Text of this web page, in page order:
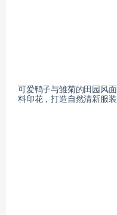
可爱鸭子与雏菊的田园风面
料印花，打造自然清新服装